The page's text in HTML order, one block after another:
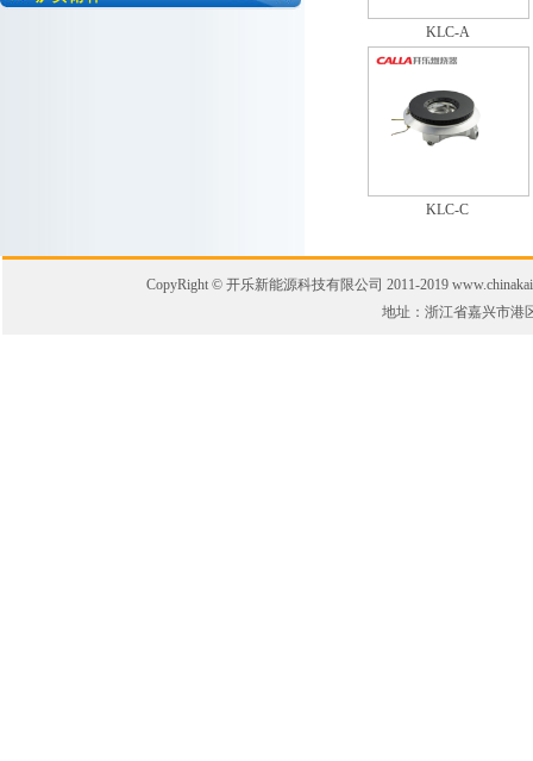
KLC-A
KLC-C
CopyRight © 开乐新能源科技有限公司 2011-2019
地址：浙江省嘉兴市港